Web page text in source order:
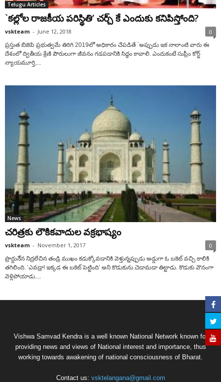
Telugu Articles
`కల్లోల రాజకీయ పరిస్థితి’ చర్చ్ కే ఎందుకు కనిపిస్తోంది?
vskteam - June 12, 2018 0
ప్రస్తుత బిజెపి ప్రభుత్వమే తిరిగి 2019లో అధికారం చేపడితే `అప్పుడు ఇక నాలాంటి వారు ఈ
దేశంలో ద్వితీయ శ్రేణి పౌరులుగా జీవనం గడపడానికి సిద్ధం కావాలి. ఎందుకంటే సుప్రీం కోర్ట్
న్యాయమూర్తి,...
News
చరిత్రకు లౌకికవాదుల వక్రభాష్యం
vskteam - November 1, 2017 0
ప్రొద్దునే్న నిద్రలేచిన తండ్రి ముఖం కడుక్కోవడానికి వెళ్తున్నప్పుడు అడ్డుగా ఓ బకెట్ వచ్చి కాలికి
తగిలింది. ‘ఎవడ్రా! ఇక్కడ ఈ బకెట్ పెట్టింది’ అని కొడుకును చెడామడా తిట్టాడు. కొడుకు వౌనంగా
వెళ్లిపోయాడు....
Vishwa Samvad Kendra is a well known National Network known for
providing news and views of National interest and importance, thus
working towards awakening of national consciousness of Bharat.
Contact us: vsktelangana@gmail.com